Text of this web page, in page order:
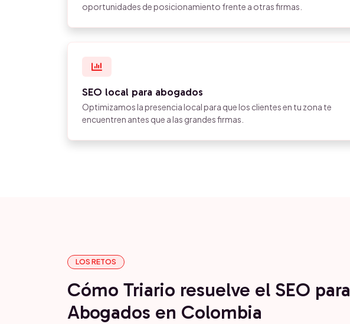
oportunidades de posicionamiento frente a otras firmas.
SEO local para abogados
Optimizamos la presencia local para que los clientes en tu zona te
encuentren antes que a las grandes firmas.
LOS RETOS
Cómo Triario resuelve el SEO para
Abogados en Colombia